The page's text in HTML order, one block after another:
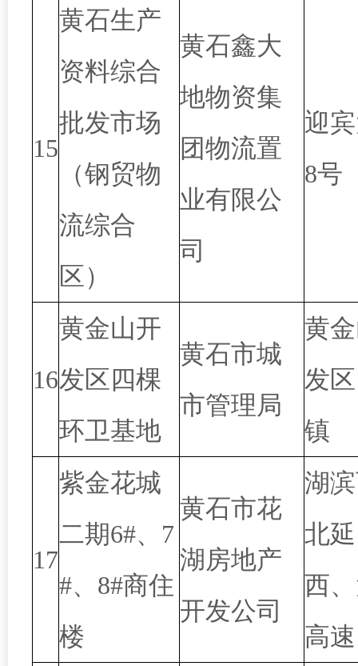
15
黄石生产
资料综合
批发市场
（钢贸物
流综合
区）
黄石鑫大
地物资集
团物流置
业有限公
司
迎
8号
16
黄金山开
发区四棵
环卫基地
黄石市城
市管理局
黄
发
镇
17
紫金花城
二期6#、7
#、8#商住
楼
黄石市花
湖房地产
开发公司
湖
北
西
高